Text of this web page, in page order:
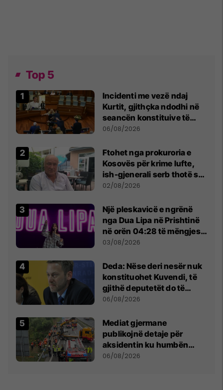
Top 5
Incidenti me vezë ndaj
Kurtit, gjithçka ndodhi në
seancën konstituive të
Kuvendit
06/08/2026
Ftohet nga prokuroria e
Kosovës për krime lufte,
ish-gjenerali serb thotë se
dikush e tradhtoi në
02/08/2026
Një pleskavicë e ngrënë
nga Dua Lipa në Prishtinë
në orën 04:28 të mëngjesit
- dhe bota digjitale serbe
03/08/2026
Deda: Nëse deri nesër nuk
konstituohet Kuvendi, të
gjithë deputetët do të
bëjnë shkelje të rëndë
06/08/2026
Mediat gjermane
publikojnë detaje për
aksidentin ku humbën
jetën tre mërgimtarë nga
06/08/2026